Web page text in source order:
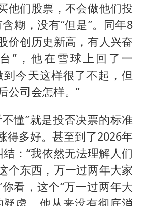
他们股票，不会做他们投
糊，没有“但是”。同年8
价创历史新高，有人兴奋
”，他在雪球上回了一
到今天这样很了不起，但
公司会怎样。”
懂”就是投否决票的标准
得多好。甚至到了2026年
：“我依然无法理解人们
个东西，万一过两年大家
看，这个“万一过两年大